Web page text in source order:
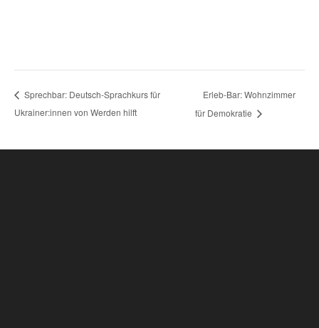
Sprechbar: Deutsch-Sprachkurs für
Ukrainer:innen von Werden hilft
Erleb-Bar: Wohnzimmer
für Demokratie